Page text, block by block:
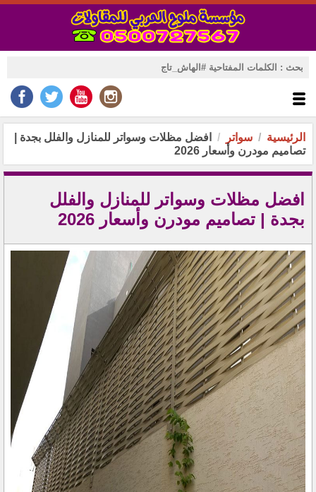
الرئيسية سواتر
افضل مظلات وسواتر للمنازل والفلل بجدة |
تصاميم مودرن وأسعار 2026
افضل مظلات وسواتر للمنازل والفلل
بجدة | تصاميم مودرن وأسعار 2026